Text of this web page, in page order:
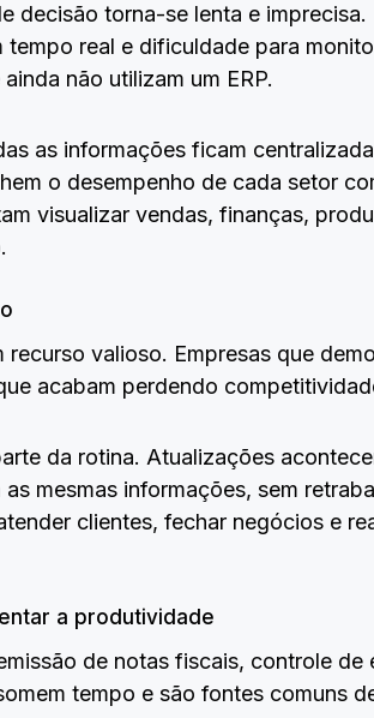
decisão torna-se lenta e
real e dificuldade para
não utilizam um ERP.
as informações ficam
o desempenho de cada setor
visualizar vendas, finanças,
valioso. Empresas que
acabam perdendo
da rotina. Atualizações
mesmas informações, sem
clientes, fechar negócios e
a produtividade
de notas fiscais, controle
tempo e são fontes comuns